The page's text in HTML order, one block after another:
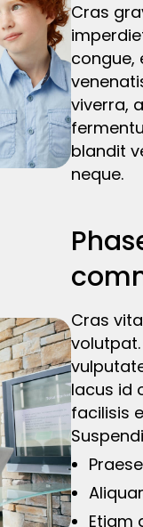
Cras
congue,
viverra,
blandit
neque.
Cras
lacus id
facilisis
Etiam